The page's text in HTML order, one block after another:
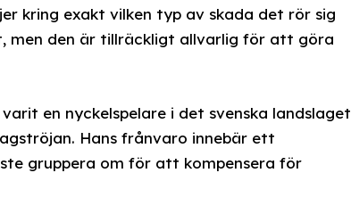
kring exakt vilken typ av skada det rör sig
men den är tillräckligt allvarlig för att göra
en nyckelspelare i det svenska landslaget
Hans frånvaro innebär ett
gruppera om för att kompensera för